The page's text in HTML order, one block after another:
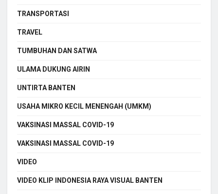
TRANSPORTASI
TRAVEL
TUMBUHAN DAN SATWA
ULAMA DUKUNG AIRIN
UNTIRTA BANTEN
USAHA MIKRO KECIL MENENGAH (UMKM)
VAKSINASI MASSAL COVID-19
VAKSINASI MASSAL COVID-19
VIDEO
VIDEO KLIP INDONESIA RAYA VISUAL BANTEN